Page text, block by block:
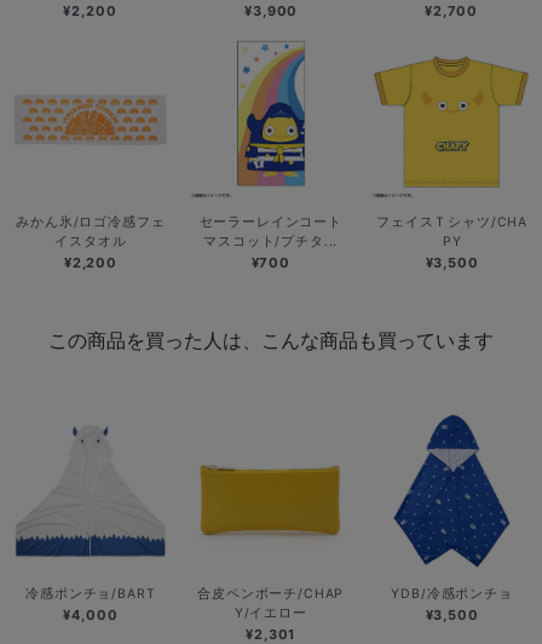
¥2,200 ¥3,900 ¥2,700
みかん氷/ロゴ冷感フェ
イスタオル
¥2,200
セーラーレインコート
マスコット/プチタ...
¥700
フェイスＴシャツ/CHA
PY
¥3,500
この商品を買った人は、こんな商品も買っています
冷感ポンチョ/BART
¥4,000
合皮ペンポーチ/CHAP
Y/イエロー
¥2,301
YDB/冷感ポンチョ
¥3,500